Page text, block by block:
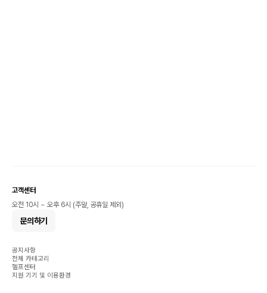
고객센터
오전 10시 ~ 오후 6시 (주말, 공휴일 제외)
문의하기
공지사항
전체 카테고리
헬프센터
지원 기기 및 이용환경